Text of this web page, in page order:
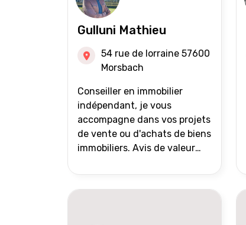
Gulluni Mathieu
54 rue de lorraine 57600
Morsbach
Conseiller en immobilier
indépendant, je vous
accompagne dans vos projets
de vente ou d'achats de biens
immobiliers. Avis de valeur
suivi personnalisés Mise en
avant du bien grâce à des